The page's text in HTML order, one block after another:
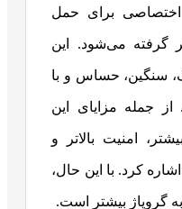
برای حمل
گرفته می‌شود. این
سنگین، حساس و با
جمله مزایای این
امنیت بالاتر و
کرد. با این حال،
گروپاژ بیشتر است.